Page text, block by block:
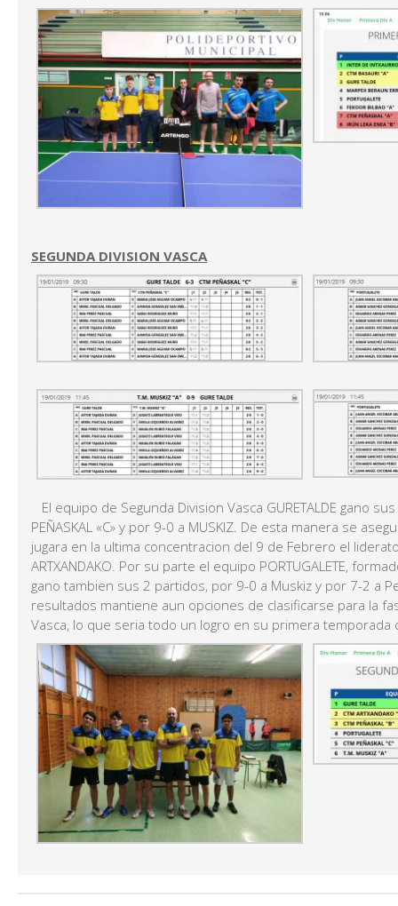
SEGUNDA DIVISION VASCA
El equipo de Segunda Division Vasca GURETALDE gano
PEÑASKAL «C» y por 9-0 a MUSKIZ. De esta manera se
jugara en la ultima concentracion del 9 de Febrero el
ARTXANDAKO. Por su parte el equipo PORTUGALETE,
gano tambien sus 2 partidos, por 9-0 a Muskiz y por 7-2 a
resultados mantiene aun opciones de clasificarse para la
Vasca, lo que seria todo un logro en su primera temporada